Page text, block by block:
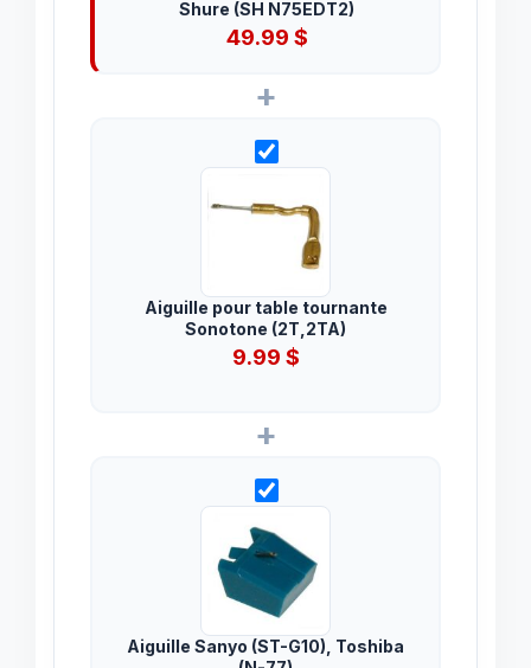
Shure (SH N75EDT2)
49.99 $
+
Aiguille pour table tournante
Sonotone (2T,2TA)
9.99 $
+
Aiguille Sanyo (ST-G10), Toshiba